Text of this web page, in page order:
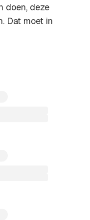
doen, deze
Dat moet in